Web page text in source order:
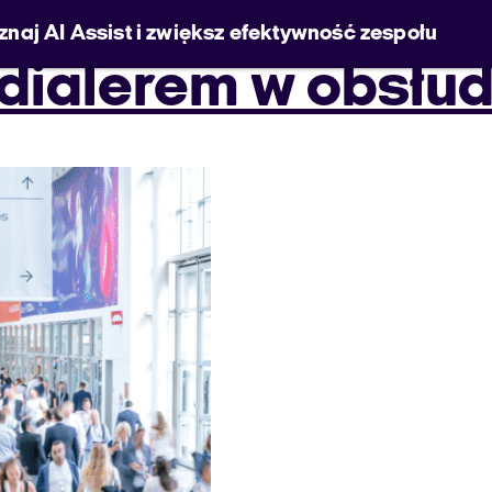
jesteśmy Welyo baza wiedzy pomoc
Poznańskie
w salonie
w
AI Assist i zwiększ efektywność zespołu